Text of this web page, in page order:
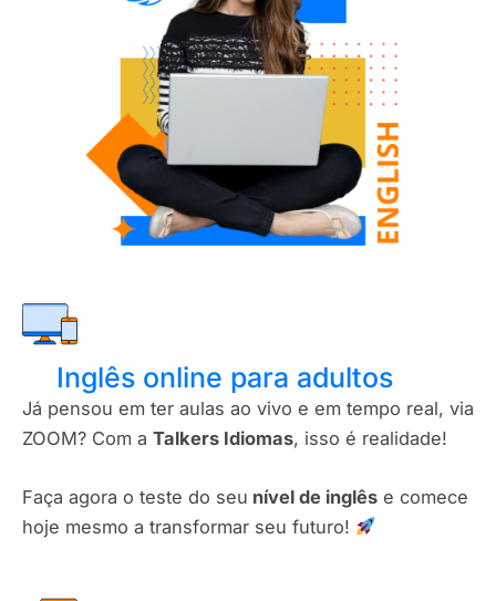
Inglês online para adultos
Já pensou em ter aulas ao vivo e em tempo real, via
ZOOM? Com a Talkers Idiomas, isso é realidade!
Faça agora o teste do seu nível de inglês e comece
hoje mesmo a transformar seu futuro!